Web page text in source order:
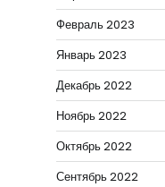
Февраль 2023
Январь 2023
Декабрь 2022
Ноябрь 2022
Октябрь 2022
Сентябрь 2022